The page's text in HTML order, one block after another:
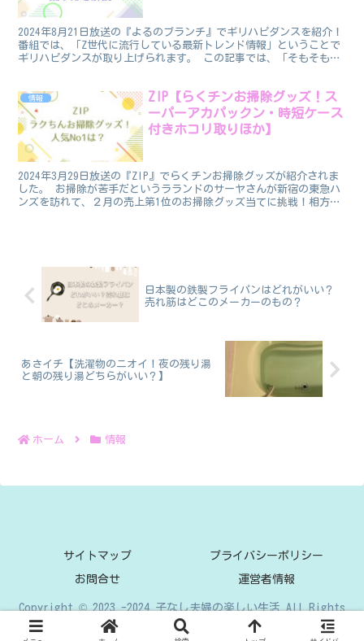
2024年8月21日放送の『よるのブランチ』でギリハピダンスを紹介！
番組では、「Z世代に流行している最新トレンド情報」ということで
ギリハピダンスが取り上げられます。 この記事では、「そもそもギ
情報
ZIP【らくチンお掃除グッズ！ス
ーパーアカパックン・時短ケース
付きホコリ取りほか】
2024年3月29日放送の『ZIP』でらくチンお掃除グッズが紹介されま
した。 お掃除が苦手だというラランドのサーヤさんが新宿の東急ハ
ンズを訪れて、２月の売上第1位のお掃除グッズ当てに挑戦！相方の
日本製の鉄製フライパンはどれがいい？
売れ筋はどこのメーカーのもの？
あさイチ【洗濯物のニオイ！夜の残り湯
と朝の残り湯どちらがいい？】
ホーム 情報
サイトマップ プライバシーポリシー
お問合せ 運営者情報
Copyright © 2023 -2024 子なし夫婦の楽しい生活 All Rights
Reserved.